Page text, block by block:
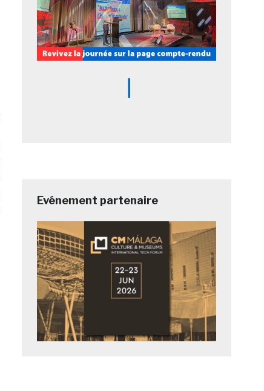
Evénement partenaire